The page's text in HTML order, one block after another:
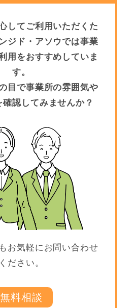
してご利用いただくた
ジド・アソウでは事業
用をおすすめしていま
す。
目で事業所の雰囲気や
認してみませんか？
お気軽にお問い合わせ
ください。
無料相談